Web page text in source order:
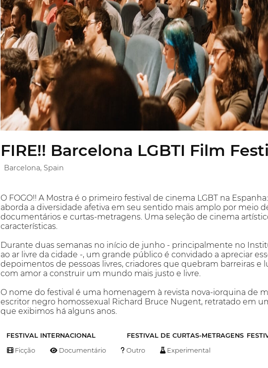
FIRE!! Barcelona LGBTI Film
Barcelona, Spain
O FOGO!! A Mostra é o primeiro festival de cinema LGBT na
aborda a diversidade afetiva em seu sentido mais amplo por meio
documentários e curtas-metragens. Uma seleção de cinema
características.
Durante duas semanas no início de junho - principalmente no
ao ar livre da cidade -, um grande público é convidado a apreciar
depoimentos de pessoas livres, criadores que quebram barreiras
com amor a construir um mundo mais justo e livre.
O nome do festival é uma homenagem à revista nova-iorquina de
escritor negro homossexual Richard Bruce Nugent, retratado em
que exibimos há alguns anos.
FESTIVAL INTERNACIONAL FESTIVAL DE CURTAS-METRAGENS
Ficção Documentário Outro Experimental